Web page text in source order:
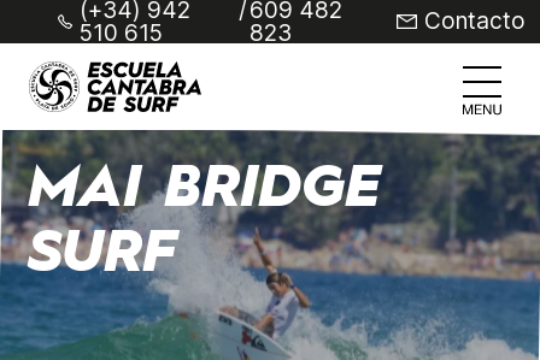
(+34) 942
510 615
/609 482
823 Contacto
MAI BRIDGE
SURF